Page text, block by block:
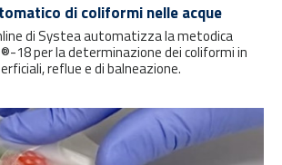
di coliformi nelle acque
di Systea automatizza la metodica
18 per la determinazione dei coliformi in
reflue e di balneazione.